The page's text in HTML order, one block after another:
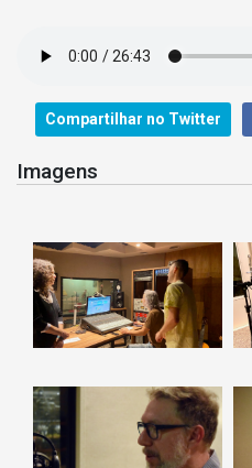
Compartilhar no Twitter
Imagens